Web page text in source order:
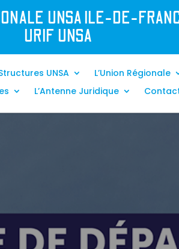
UNSA ILE-DE-
URIF UNSA
UNSA L’Union Régionale
L’Antenne Juridique